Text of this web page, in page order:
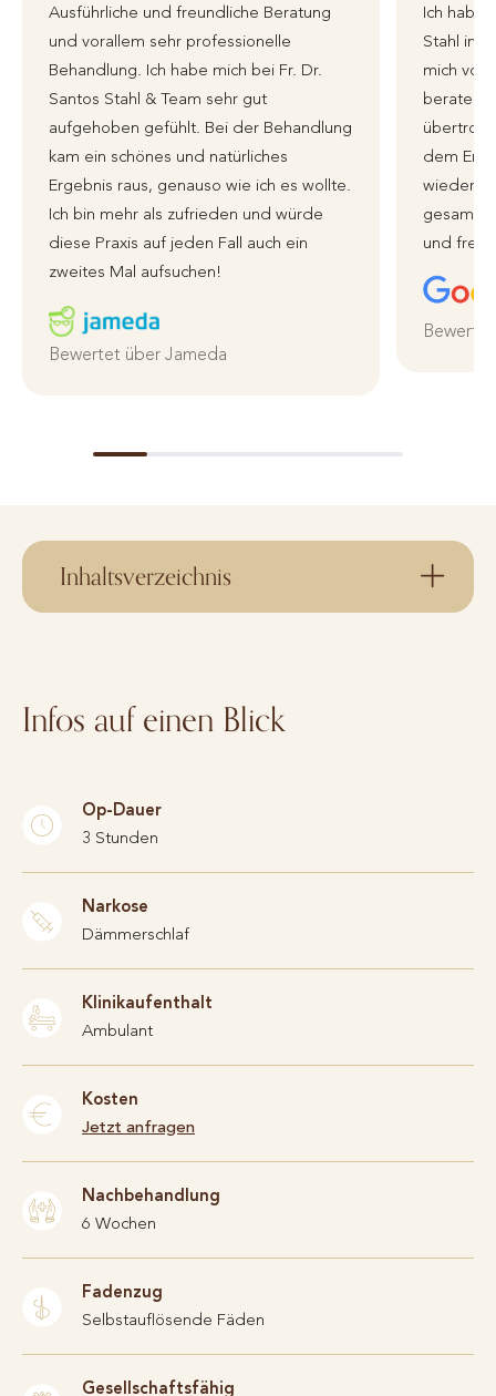
Ausführliche und freundliche Beratung
und vorallem sehr professionelle
Behandlung. Ich habe mich bei Fr. Dr.
Santos Stahl & Team sehr gut
aufgehoben gefühlt. Bei der Behandlung
kam ein schönes und natürliches
Ergebnis raus, genauso wie ich es wollte.
Ich bin mehr als zufrieden und würde
diese Praxis auf jeden Fall auch ein
zweites Mal aufsuchen!
Bewertet über Jameda
Ich habe
Stahl in
mich von
beraten
dem
wieder
gesamte
und
Inhaltsverzeichnis
Infos auf einen Blick
Op-Dauer
3 Stunden
Narkose
Dämmerschlaf
Klinikaufenthalt
Ambulant
Kosten
Jetzt anfragen
Nachbehandlung
6 Wochen
Fadenzug
Selbstauflösende Fäden
Gesellschaftsfähig